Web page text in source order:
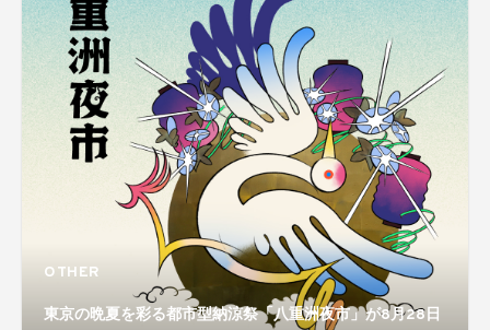
OTHER
東京の晩夏を彩る都市型納涼祭「八重洲夜市」が8月28日